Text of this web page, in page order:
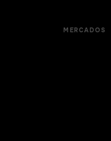
MERCADOS